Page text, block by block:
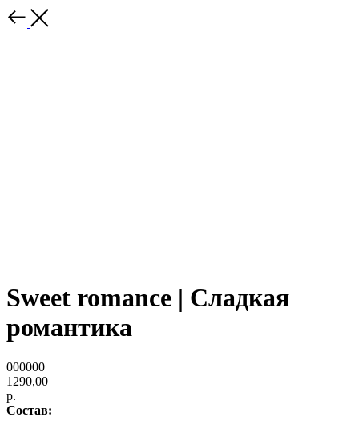
Sweet romance | Сладкая
романтика
000000
1290,00
р.
Состав: